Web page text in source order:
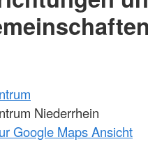
Niederrhein
Google Maps Ansicht